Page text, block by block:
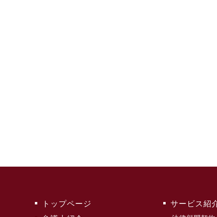
トップページ
サービス紹